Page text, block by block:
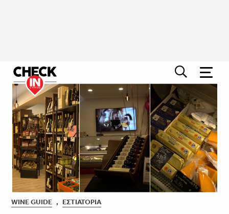
WINE GUIDE , ΕΣΤΙΑΤΌΡΙΑ